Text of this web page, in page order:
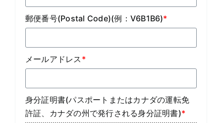
郵便番号(Postal Code)(例：V6B1B6)*
メールアドレス *
身分証明書(パスポートまたはカナダの運転免
許証、カナダの州で発行される身分証明書)*